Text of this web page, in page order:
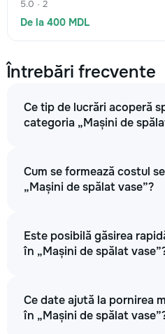
5.0 · 2
De la 400 MDL
Întrebări frecvente
Ce tip de lucrări acoperă
categoria „Mașini de
Cum se formează costul
„Mașini de spălat vase”?
Este posibilă găsirea
în „Mașini de spălat
Ce date ajută la pornirea
în „Mașini de spălat